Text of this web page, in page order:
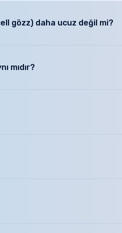
gözz) daha ucuz değil mi?
olması, kira ücreti ödemiyor
mıdır?
etmek amaçlı koridora